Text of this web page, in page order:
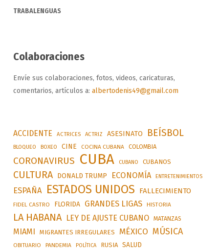
TRABALENGUAS
Colaboraciones
Envíe sus colaboraciones, fotos, videos, caricaturas,
comentarios, artículos a: albertodenis49@gmail.com
ACCIDENTE ACTRICES ACTRIZ ASESINATO BEÍSBOL
BLOQUEO BOXEO CINE COCINA CUBANA COLOMBIA
CORONAVIRUS CUBA CUBANO CUBANOS
CULTURA DONALD TRUMP ECONOMÍA ENTRETENIMIENTOS
ESPAÑA ESTADOS UNIDOS FALLECIMIENTO
FIDEL CASTRO FLORIDA GRANDES LIGAS HISTORIA
LA HABANA LEY DE AJUSTE CUBANO MATANZAS
MIAMI MIGRANTES IRREGULARES MÉXICO MÚSICA
OBITUARIO PANDEMIA POLÍTICA RUSIA SALUD